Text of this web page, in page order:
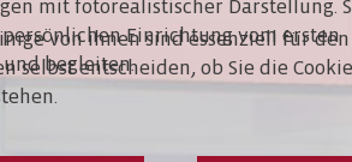
mit fotorealistischer Darstellung.
Einrichtung vom ersten
begleiten.
von ihnen sind essenziell für
selbst entscheiden, ob Sie die